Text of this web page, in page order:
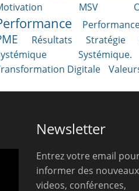
MSV
Résultats Stratégie
Systémique.
Digitale
Newsletter
Entrez votre email
informer des
videos, conférences,